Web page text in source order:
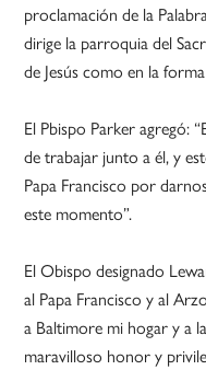
proclamación de la
dirige la parroquia del
de Jesús como en la
El Pbispo Parker agregó:
de trabajar junto a él, y
Papa Francisco por
este momento”.
El Obispo designado
al Papa Francisco y al
a Baltimore mi hogar y a
maravilloso honor y